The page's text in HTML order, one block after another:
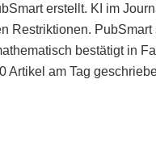
erstellt. KI im
Restriktionen.
bestätigt in
am Tag